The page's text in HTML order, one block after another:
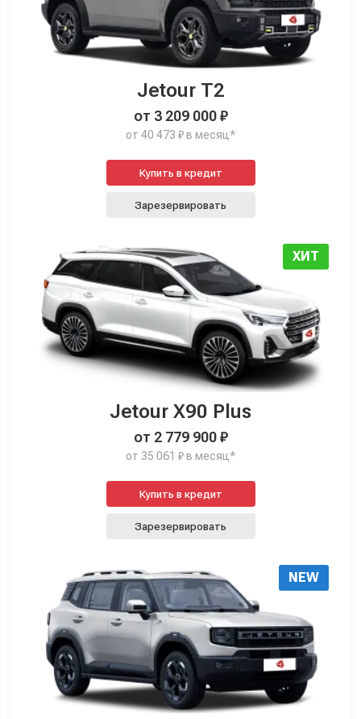
Jetour T2
от 3 209 000 ₽
от 40 473 ₽ в месяц*
Купить в кредит
Зарезервировать
ХИТ
Jetour X90 Plus
от 2 779 900 ₽
от 35 061 ₽ в месяц*
Купить в кредит
Зарезервировать
NEW